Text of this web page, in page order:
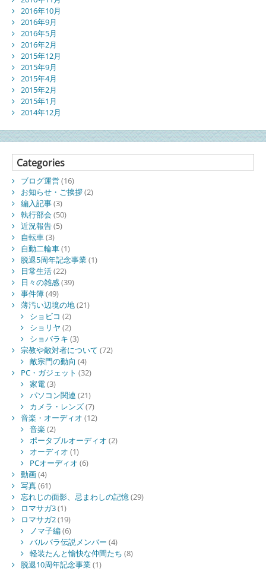
2016年10月
2016年9月
2016年5月
2016年2月
2015年12月
2015年9月
2015年4月
2015年2月
2015年1月
2014年12月
Categories
ブログ運営(16)
お知らせ・ご挨拶(2)
編入記事(3)
執行部会 (50)
近況報告(5)
自転車(3)
自動二輪車(1)
脱退5周年記念事業(1)
日常生活(22)
日々の雑感(39)
事件簿(49)
薄汚い辺境の地(21)
ショビコ (2)
ショリヤ (2)
ショバラキ (3)
宗教や敵対者について (72)
敵宗門の動向 (4)
PC・ガジェット (32)
家電(3)
パソコン関連 (21)
カメラ・レンズ(7)
音楽・オーディオ (12)
音楽(2)
ポータブルオーディオ (2)
オーディオ (1)
PCオーディオ (6)
動画(4)
写真(61)
忘れじの面影、忌まわしの記憶(29)
ロマサガ3(1)
ロマサガ2(19)
ノマ子編(6)
バルバラ伝説メンバー (4)
軽装たんと愉快な仲間たち (8)
脱退10周年記念事業(1)